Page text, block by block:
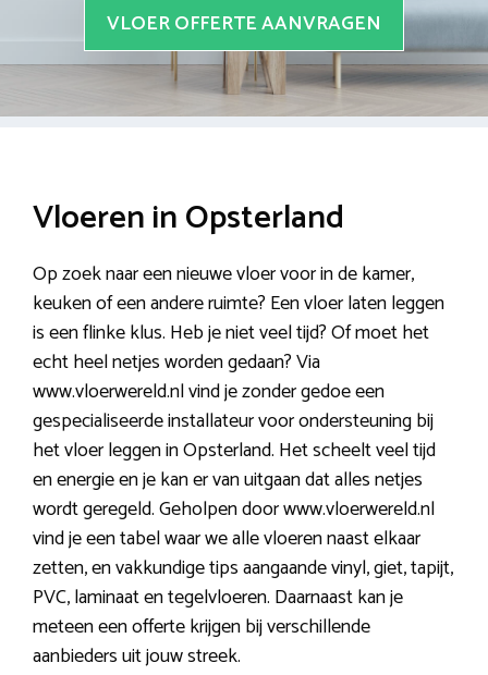
VLOER OFFERTE AANVRAGEN
Vloeren in Opsterland
Op zoek naar een nieuwe vloer voor in de kamer,
keuken of een andere ruimte? Een vloer laten leggen
is een flinke klus. Heb je niet veel tijd? Of moet het
echt heel netjes worden gedaan? Via
www.vloerwereld.nl vind je zonder gedoe een
gespecialiseerde installateur voor ondersteuning bij
het vloer leggen in Opsterland. Het scheelt veel tijd
en energie en je kan er van uitgaan dat alles netjes
wordt geregeld. Geholpen door www.vloerwereld.nl
vind je een tabel waar we alle vloeren naast elkaar
zetten, en vakkundige tips aangaande vinyl, giet, tapijt,
PVC, laminaat en tegelvloeren. Daarnaast kan je
meteen een offerte krijgen bij verschillende
aanbieders uit jouw streek.